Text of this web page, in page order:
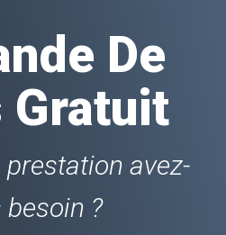
De
Gratuit
prestation avez-
besoin ?